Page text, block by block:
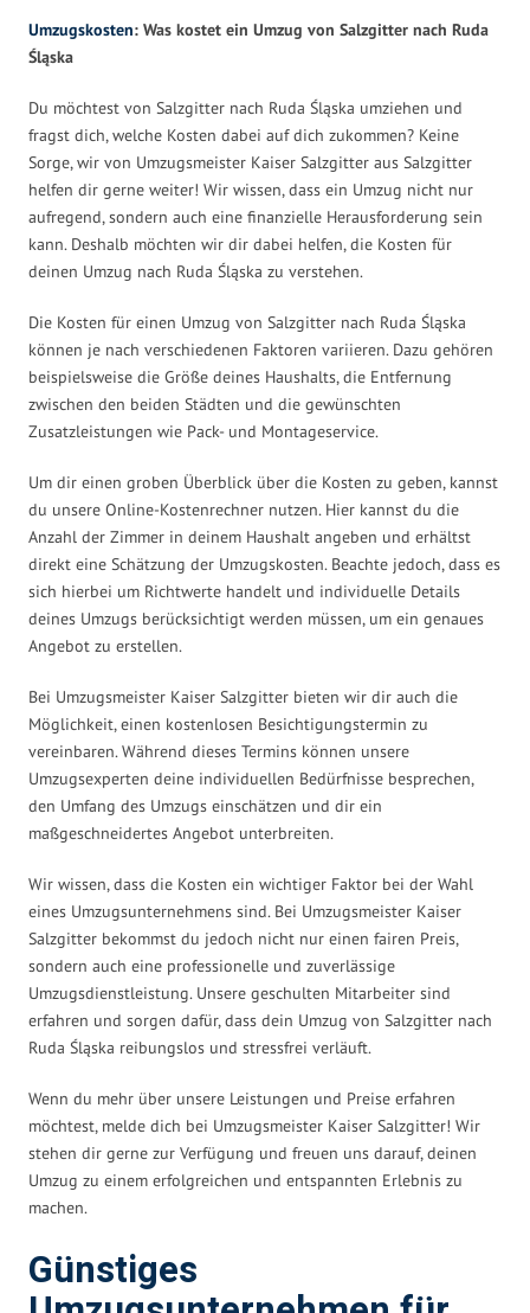
Umzugskosten: Was kostet ein Umzug von Salzgitter nach Ruda
Śląska
Du möchtest von Salzgitter nach Ruda Śląska umziehen und
fragst dich, welche Kosten dabei auf dich zukommen? Keine
Sorge, wir von Umzugsmeister Kaiser Salzgitter aus Salzgitter
helfen dir gerne weiter! Wir wissen, dass ein Umzug nicht nur
aufregend, sondern auch eine finanzielle Herausforderung sein
kann. Deshalb möchten wir dir dabei helfen, die Kosten für
deinen Umzug nach Ruda Śląska zu verstehen.
Die Kosten für einen Umzug von Salzgitter nach Ruda Śląska
können je nach verschiedenen Faktoren variieren. Dazu gehören
beispielsweise die Größe deines Haushalts, die Entfernung
zwischen den beiden Städten und die gewünschten
Zusatzleistungen wie Pack- und Montageservice.
Um dir einen groben Überblick über die Kosten zu geben, kannst
du unsere Online-Kostenrechner nutzen. Hier kannst du die
Anzahl der Zimmer in deinem Haushalt angeben und erhältst
direkt eine Schätzung der Umzugskosten. Beachte jedoch, dass es
sich hierbei um Richtwerte handelt und individuelle Details
deines Umzugs berücksichtigt werden müssen, um ein genaues
Angebot zu erstellen.
Bei Umzugsmeister Kaiser Salzgitter bieten wir dir auch die
Möglichkeit, einen kostenlosen Besichtigungstermin zu
vereinbaren. Während dieses Termins können unsere
Umzugsexperten deine individuellen Bedürfnisse besprechen,
den Umfang des Umzugs einschätzen und dir ein
maßgeschneidertes Angebot unterbreiten.
Wir wissen, dass die Kosten ein wichtiger Faktor bei der Wahl
eines Umzugsunternehmens sind. Bei Umzugsmeister Kaiser
Salzgitter bekommst du jedoch nicht nur einen fairen Preis,
sondern auch eine professionelle und zuverlässige
Umzugsdienstleistung. Unsere geschulten Mitarbeiter sind
erfahren und sorgen dafür, dass dein Umzug von Salzgitter nach
Ruda Śląska reibungslos und stressfrei verläuft.
Wenn du mehr über unsere Leistungen und Preise erfahren
möchtest, melde dich bei Umzugsmeister Kaiser Salzgitter! Wir
stehen dir gerne zur Verfügung und freuen uns darauf, deinen
Umzug zu einem erfolgreichen und entspannten Erlebnis zu
machen.
Günstiges